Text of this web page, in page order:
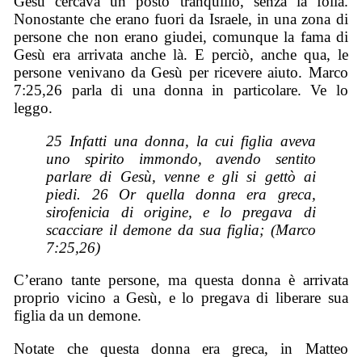
Nonostante che erano fuori da Israele, in una zona di
persone che non erano giudei, comunque la fama di
Gesù era arrivata anche là. E perciò, anche qua, le
persone venivano da Gesù per ricevere aiuto. Marco
7:25,26 parla di una donna in particolare. Ve lo
leggo.
25 Infatti una donna, la cui figlia aveva
uno spirito immondo, avendo sentito
parlare di Gesù, venne e gli si gettò ai
piedi. 26 Or quella donna era greca,
sirofenicia di origine, e lo pregava di
scacciare il demone da sua figlia; (Marco
7:25,26)
C’erano tante persone, ma questa donna è arrivata
proprio vicino a Gesù, e lo pregava di liberare sua
figlia da un demone.
Notate che questa donna era greca, in Matteo